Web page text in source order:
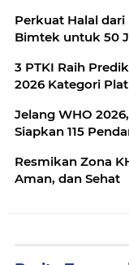
Perkuat Halal dari
Bimtek untuk 50
3 PTKI Raih
2026 Kategori
Jelang WHO
Siapkan 115
Resmikan Zona
Aman, dan Sehat